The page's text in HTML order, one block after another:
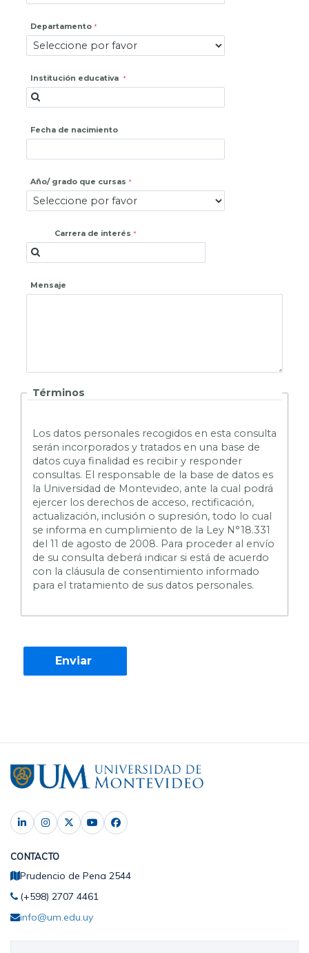
Departamento
Institución educativa
Fecha de nacimiento
Año/ grado que cursas
Carrera de interés
Mensaje
Términos
Los datos personales recogidos en esta consulta
serán incorporados y tratados en una base de
datos cuya finalidad es recibir y responder
consultas. El responsable de la base de datos es
la Universidad de Montevideo, ante la cual podrá
ejercer los derechos de acceso, rectificación,
actualización, inclusión o supresión, todo lo cual
se informa en cumplimiento de la Ley N°18.331
del 11 de agosto de 2008. Para proceder al envío
de su consulta deberá indicar si está de acuerdo
con la cláusula de consentimiento informado
para el tratamiento de sus datos personales.
CONTACTO
Prudencio de Pena 2544
(+598) 2707 4461
info@um.edu.uy